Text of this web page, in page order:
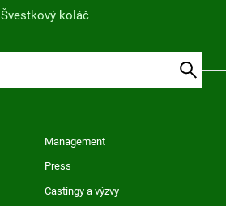
Švestkový koláč
Management
Press
Castingy a výzvy